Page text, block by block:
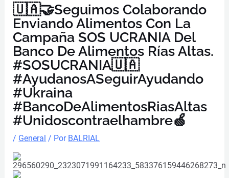
🇺🇦🤝Seguimos Colaborando
Enviando Alimentos Con La
Campaña SOS UCRANIA Del
Banco De Alimentos Rías Altas.
#SOSUCRANIA🇺🇦
#AyudanosASeguirAyudando
#ukraina
#BancoDeAlimentosRiasAltas
#unidoscontraelhambre🍏
/ General / Por BALRIAL